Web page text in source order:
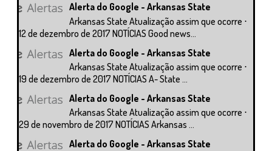
Alerta do Google - Arkansas State
Arkansas State Atualização assim que ocorre ⋅
12 de dezembro de 2017 NOTÍCIAS Good news...
Alerta do Google - Arkansas State
Arkansas State Atualização assim que ocorre ⋅
19 de dezembro de 2017 NOTÍCIAS A- State ...
Alerta do Google - Arkansas State
Arkansas State Atualização assim que ocorre ⋅
29 de novembro de 2017 NOTÍCIAS Arkansas ...
Alerta do Google - Arkansas State